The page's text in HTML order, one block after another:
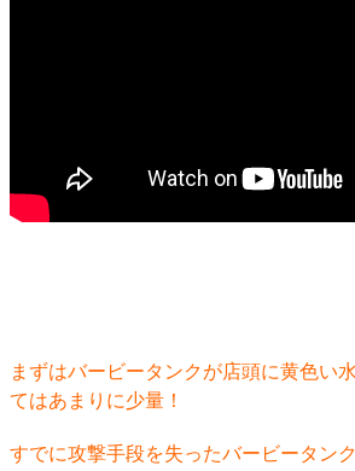
まずはバービータンクが店頭に黄色い
てはあまりに少量！
すでに攻撃手段を失ったバービータン